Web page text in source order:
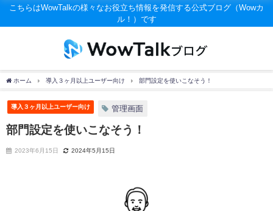
こちらはWowTalkの様々なお役立ち情報を発信する公式ブログ（Wowカ
ル！）です
ホーム 導入３ヶ月以上ユーザー向け 部門設定を使いこなそう！
導入３ヶ月以上ユーザー向け 管理画面
部門設定を使いこなそう！
2023年6月15日 2024年5月15日